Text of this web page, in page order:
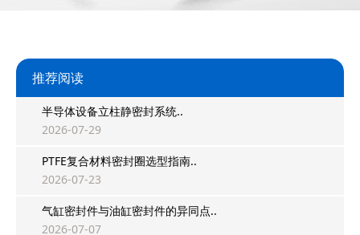
推荐阅读
半导体设备立柱静密封系统..
2026-07-29
PTFE复合材料密封圈选型指南..
2026-07-23
气缸密封件与油缸密封件的异同点..
2026-07-07